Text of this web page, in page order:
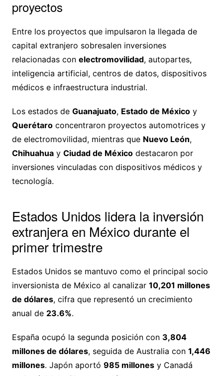
proyectos
Entre los proyectos que impulsaron la llegada de
capital extranjero sobresalen inversiones
relacionadas con electromovilidad, autopartes,
inteligencia artificial, centros de datos, dispositivos
médicos e infraestructura industrial.
Los estados de Guanajuato, Estado de Méxicoy
Querétaroconcentraron proyectos automotrices y
de electromovilidad, mientras que Nuevo León,
Chihuahuay Ciudad de Méxicodestacaron por
inversiones vinculadas con dispositivos médicos y
tecnología.
Estados Unidos lidera la inversión
extranjera en México durante el
primer trimestre
Estados Unidos se mantuvo como el principal socio
inversionista de México al canalizar 10,201 millones
de dólares, cifra que representó un crecimiento
anual de 23.6%.
España ocupó la segunda posición con 3,804
millones de dólares, seguida de Australia con 1,446
millones. Japón aportó 985 millonesy Canadá